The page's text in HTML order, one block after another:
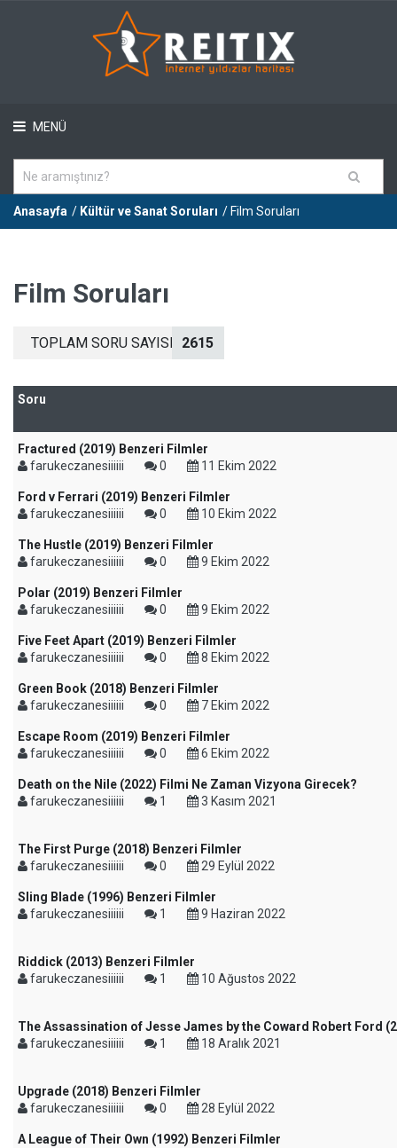
MENÜ
Anasayfa / Kültür ve Sanat Soruları / Film Soruları
Film Soruları
TOPLAM SORU SAYISI 2615
Soru
Fractured (2019) Benzeri Filmler
farukeczanesiiiiii
0 11 Ekim 2022
Ford v Ferrari (2019) Benzeri Filmler
farukeczanesiiiiii
0 10 Ekim 2022
The Hustle (2019) Benzeri Filmler
farukeczanesiiiiii
0 9 Ekim 2022
Polar (2019) Benzeri Filmler
farukeczanesiiiiii
0 9 Ekim 2022
Five Feet Apart (2019) Benzeri Filmler
farukeczanesiiiiii
0 8 Ekim 2022
Green Book (2018) Benzeri Filmler
farukeczanesiiiiii
0 7 Ekim 2022
Escape Room (2019) Benzeri Filmler
farukeczanesiiiiii
0 6 Ekim 2022
Death on the Nile (2022) Filmi Ne Zaman Vizyona Girecek?
farukeczanesiiiiii
1 3 Kasım 2021
The First Purge (2018) Benzeri Filmler
farukeczanesiiiiii
0 29 Eylül 2022
Sling Blade (1996) Benzeri Filmler
farukeczanesiiiiii
1 9 Haziran 2022
Riddick (2013) Benzeri Filmler
farukeczanesiiiiii
1 10 Ağustos 2022
The Assassination of Jesse James by the Coward Robert Ford
farukeczanesiiiiii
1 18 Aralık 2021
Upgrade (2018) Benzeri Filmler
farukeczanesiiiiii
0 28 Eylül 2022
A League of Their Own (1992) Benzeri Filmler